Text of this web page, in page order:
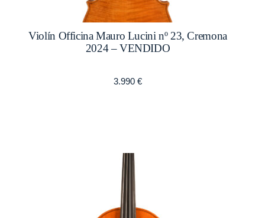
Violín Officina Mauro Lucini nº 23, Cremona
2024 – VENDIDO
3.990 €